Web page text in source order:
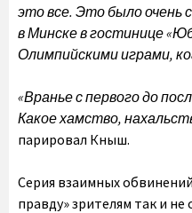
это все. Это было
в Минске в гостинице
Олимпийскими играми,
«Вранье с первого до
Какое хамство,
парировал Кныш.
Серия взаимных
правду» зрителям так и не